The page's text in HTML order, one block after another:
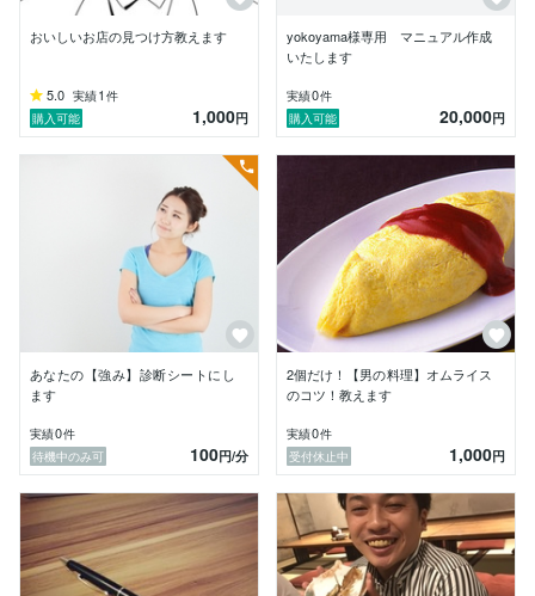
現在は人材系会社の営業をしており、
過去2,500人以上のを面接・研修を経験。
人材研修の特徴としては
”スキルアップ”と”人間関係の戦略的構築”をモットーに
可視化できることが特徴です。
おいしいお店の見つけ方教えます
5.0 実績1 件
購入可能
1,000円
yokoyama様専用 マニュアル作成
いたします
実績0件
購入可能
20,000円
あなたの【強み】診断シートにし
ます
実績0件
待機中のみ可
100円/分
2個だけ！【男の料理】オムライス
のコツ！教えます
実績0件
受付休止中
1,000円